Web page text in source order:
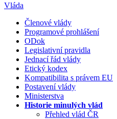
Vláda
Členové vlády
Programové prohlášení
ODok
Legislativní pravidla
Jednací řád vlády
Etický kodex
Kompatibilita s právem EU
Postavení vlády
Ministerstva
Historie minulých vlád
Přehled vlád ČR